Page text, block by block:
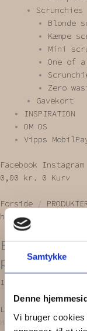
Samtykke
Denne
Vi bruger
Scrunchies
Blonde
Kæmpe
Mini
One of
Zero
Gavekort
INSPIRATION
OM OS
Vipps
Facebook
Instagram
0,00 kr. 0 Kurv
Forside /
hårbånd
/ ELASTIK
ELASTIK
print
199,00
Læg i kurv
Hårbåndet er